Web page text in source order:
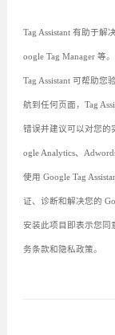
Tag Assistant 有助于解
oogle Tag Manager 等。
Tag Assistant 可帮助您
航到任何页面，Tag
错误并建议可以对您的
ogle Analytics、
使用 Google Tag
证、诊断和解决您的
安装此项目即表示您同
务条款和隐私政策。